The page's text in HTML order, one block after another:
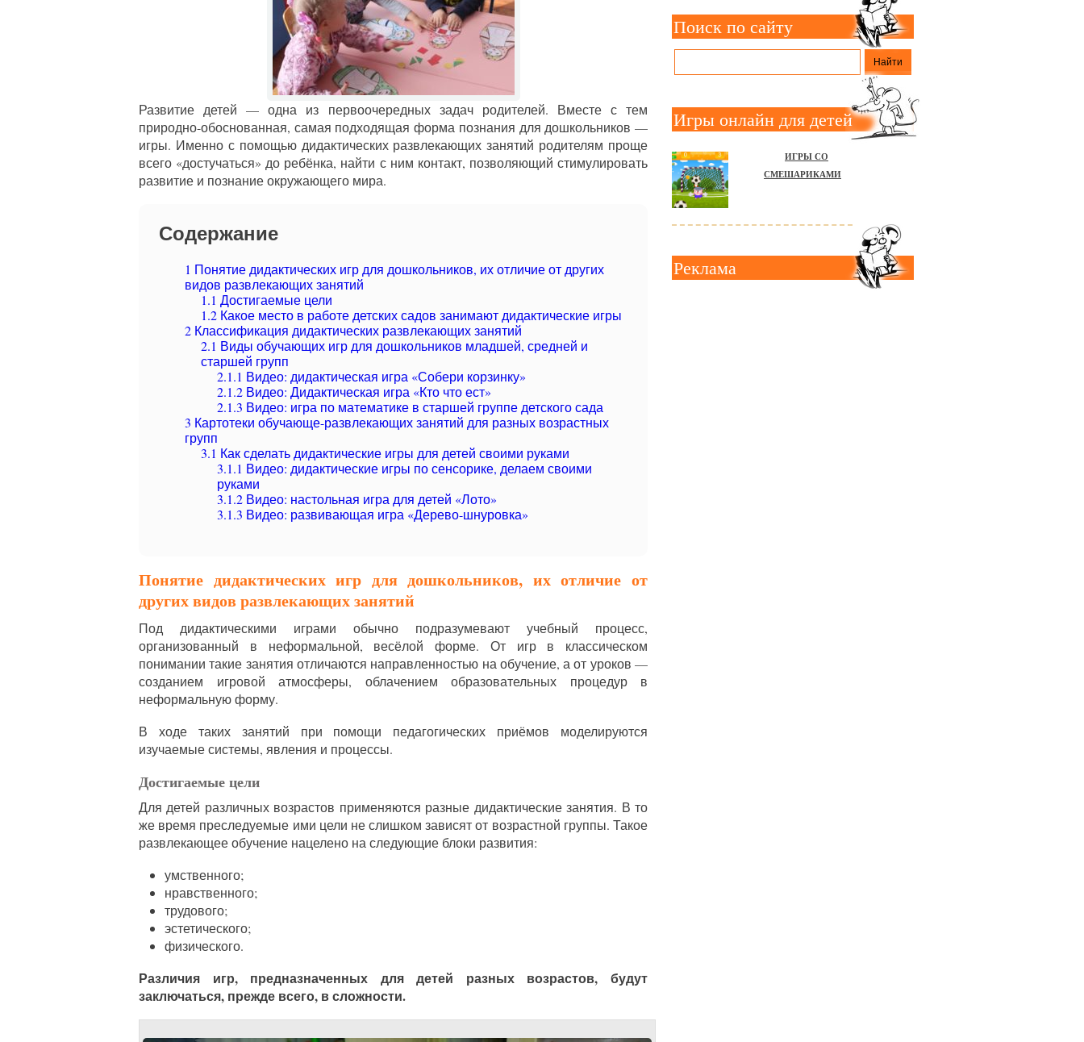
Развитие детей — одна из первоочередных задач родителей. Вместе с тем
природно-обоснованная, самая подходящая форма познания для дошкольников —
игры. Именно с помощью дидактических развлекающих занятий родителям проще
всего «достучаться» до ребёнка, найти с ним контакт, позволяющий стимулировать
развитие и познание окружающего мира.
Содержание
1 Понятие дидактических игр для дошкольников, их отличие от других
видов развлекающих занятий
1.1 Достигаемые цели
1.2 Какое место в работе детских садов занимают дидактические игры
2 Классификация дидактических развлекающих занятий
2.1 Виды обучающих игр для дошкольников младшей, средней и
старшей групп
2.1.1 Видео: дидактическая игра «Собери корзинку»
2.1.2 Видео: Дидактическая игра «Кто что ест»
2.1.3 Видео: игра по математике в старшей группе детского сада
3 Картотеки обучающе-развлекающих занятий для разных возрастных
групп
3.1 Как сделать дидактические игры для детей своими руками
3.1.1 Видео: дидактические игры по сенсорике, делаем своими
руками
3.1.2 Видео: настольная игра для детей «Лото»
3.1.3 Видео: развивающая игра «Дерево-шнуровка»
Понятие дидактических игр для дошкольников, их отличие от
других видов развлекающих занятий
Под дидактическими играми обычно подразумевают учебный процесс,
организованный в неформальной, весёлой форме. От игр в классическом
понимании такие занятия отличаются направленностью на обучение, а от уроков —
созданием игровой атмосферы, облачением образовательных процедур в
неформальную форму.
В ходе таких занятий при помощи педагогических приёмов моделируются
изучаемые системы, явления и процессы.
Достигаемые цели
Для детей различных возрастов применяются разные дидактические занятия. В то
же время преследуемые ими цели не слишком зависят от возрастной группы. Такое
развлекающее обучение нацелено на следующие блоки развития:
умственного;
нравственного;
трудового;
эстетического;
физического.
Различия игр, предназначенных для детей разных возрастов, будут
заключаться, прежде всего, в сложности.
Поиск по сайту
Игры онлайн для детей
ИГРЫ СО
СМЕШАРИКАМИ
Реклама